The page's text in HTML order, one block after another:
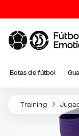
Botas de fútbol
Training